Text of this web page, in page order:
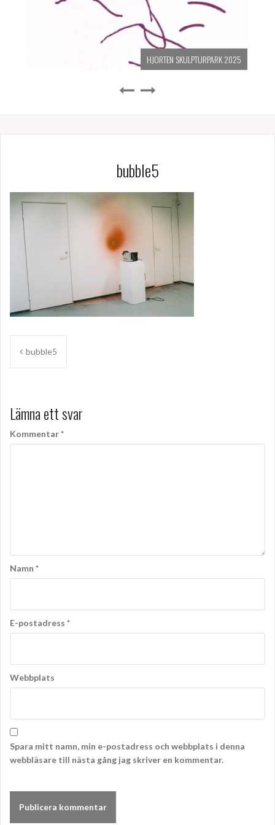
HJORTEN SKULPTURPARK 2025
bubble5
Inläggsnavigering
bubble5
Lämna ett svar
Kommentar*
Namn *
E-postadress *
Webbplats
Spara mitt namn, min e-postadress och webbplats i denna
webbläsare till nästa gång jag skriver en kommentar.